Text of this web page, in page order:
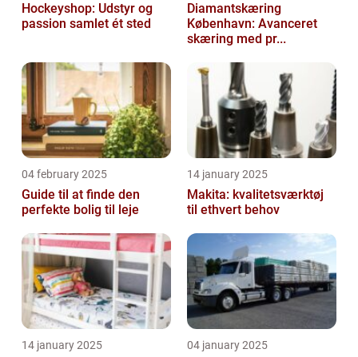
Hockeyshop: Udstyr og
passion samlet ét sted
Diamantskæring
København: Avanceret
skæring med pr...
04 february 2025
Guide til at finde den
perfekte bolig til leje
14 january 2025
Makita: kvalitetsværktøj
til ethvert behov
14 january 2025 04 january 2025